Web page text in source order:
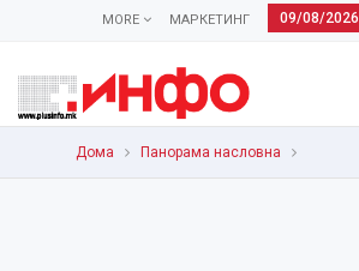
09/08/2026
МАРКЕТИНГ
MORE
Дома Панорама насловна